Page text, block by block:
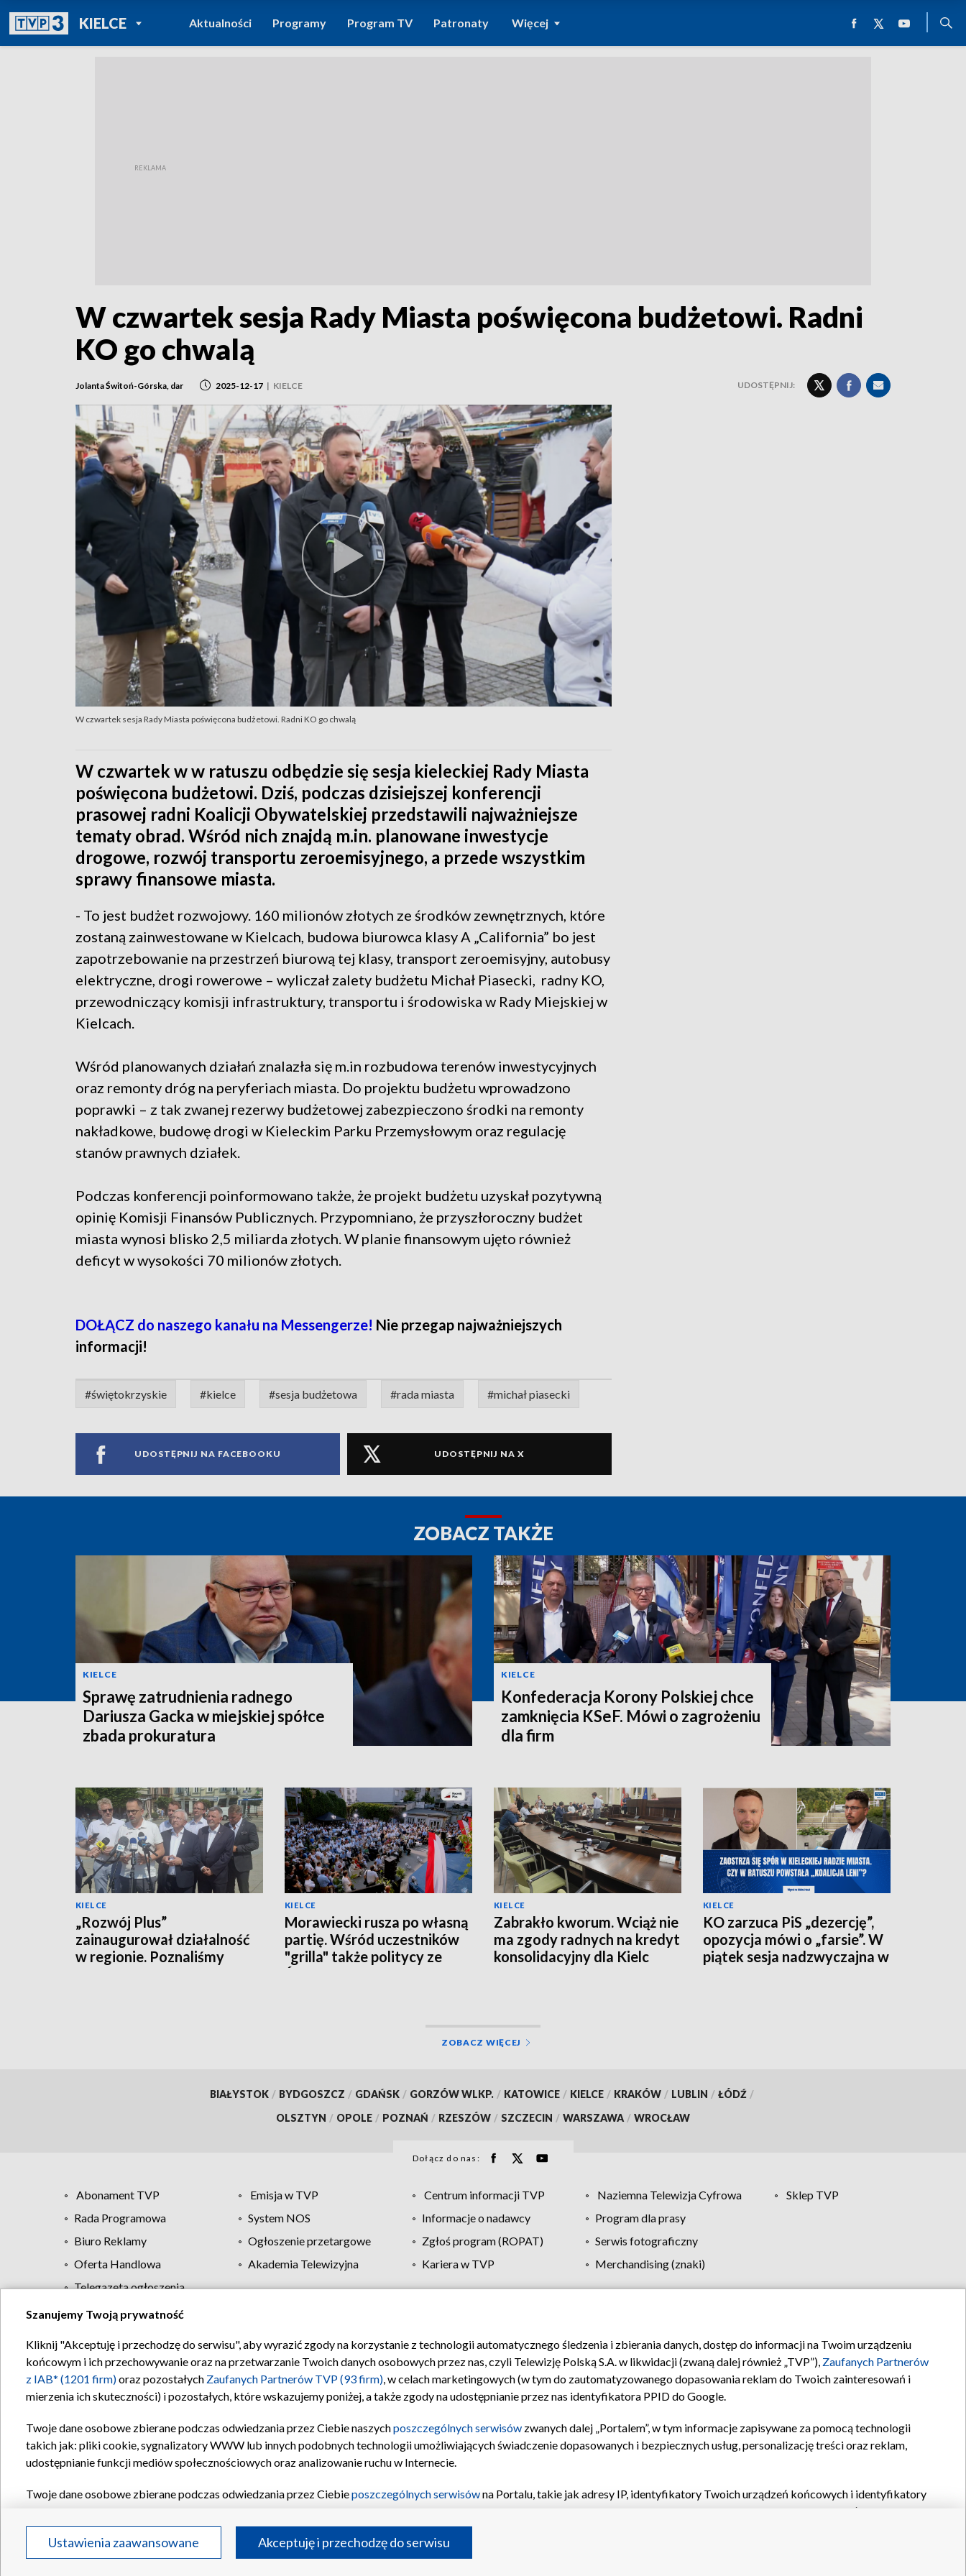
KIELCEPOWRÓT DO
TVP REGIONY
Aktualności Programy Program TV Patronaty Więcej
W czwartek sesja Rady Miasta poświęcona budżetowi. Radni
KO go chwalą
Jolanta Świtoń-Górska, dar 2025-12-17 | KIELCE UDOSTĘPNIJ:
W czwartek sesja Rady Miasta poświęcona budżetowi. Radni KO go chwalą
W czwartek w w ratuszu odbędzie się sesja kieleckiej Rady Miasta
poświęcona budżetowi. Dziś, podczas dzisiejszej konferencji
prasowej radni Koalicji Obywatelskiej przedstawili najważniejsze
tematy obrad. Wśród nich znajdą m.in. planowane inwestycje
drogowe, rozwój transportu zeroemisyjnego, a przede wszystkim
sprawy finansowe miasta.
- To jest budżet rozwojowy. 160 milionów złotych ze środków zewnętrznych, które
zostaną zainwestowane w Kielcach, budowa biurowca klasy A „California” bo jest
zapotrzebowanie na przestrzeń biurową tej klasy, transport zeroemisyjny, autobusy
elektryczne, drogi rowerowe – wyliczał zalety budżetu Michał Piasecki, radny KO,
przewodniczący komisji infrastruktury, transportu i środowiska w Rady Miejskiej w
Kielcach.
Wśród planowanych działań znalazła się m.in rozbudowa terenów inwestycyjnych
oraz remonty dróg na peryferiach miasta. Do projektu budżetu wprowadzono
poprawki – z tak zwanej rezerwy budżetowej zabezpieczono środki na remonty
nakładkowe, budowę drogi w Kieleckim Parku Przemysłowym oraz regulację
stanów prawnych działek.
Podczas konferencji poinformowano także, że projekt budżetu uzyskał pozytywną
opinię Komisji Finansów Publicznych. Przypomniano, że przyszłoroczny budżet
miasta wynosi blisko 2,5 miliarda złotych. W planie finansowym ujęto również
deficyt w wysokości 70 milionów złotych.
DOŁĄCZ do naszego kanału na Messengerze! Nie przegap najważniejszych
informacji!
#świętokrzyskie #kielce #sesja budżetowa #rada miasta #michał piasecki
UDOSTĘPNIJ NA FACEBOOKU UDOSTĘPNIJ NA X
ZOBACZ TAKŻE
KIELCE
Sprawę zatrudnienia radnego
Dariusza Gacka w miejskiej spółce
zbada prokuratura
KIELCE
Konfederacja Korony Polskiej chce
zamknięcia KSeF. Mówi o zagrożeniu
dla firm
KIELCE
„Rozwój Plus”
zainaugurował działalność
w regionie. Poznaliśmy
KIELCE
Morawiecki rusza po własną
partię. Wśród uczestników
"grilla" także politycy ze
Świętokrzyskiego
KIELCE
Zabrakło kworum. Wciąż nie
ma zgody radnych na kredyt
konsolidacyjny dla Kielc
KIELCE
KO zarzuca PiS „dezercję”,
opozycja mówi o „farsie”. W
piątek sesja nadzwyczajna w
ZOBACZ WIĘCEJ
BIAŁYSTOK / BYDGOSZCZ / GDAŃSK / GORZÓW WLKP. / KATOWICE / KIELCE / KRAKÓW / LUBLIN / ŁÓDŹ /
OLSZTYN / OPOLE / POZNAŃ / RZESZÓW / SZCZECIN / WARSZAWA / WROCŁAW
Dołącz do nas:
Abonament TVP Emisja w TVP Centrum informacji TVP Naziemna Telewizja Cyfrowa
Sklep TVP
Rada Programowa
System NOS Informacje o nadawcy
Program dla prasy
Biuro Reklamy
Ogłoszenie przetargowe Zgłoś program (ROPAT)
Serwis fotograficzny
Oferta Handlowa
Akademia Telewizyjna Kariera w TVP
Merchandising (znaki)
Telegazeta ogłoszenia
Regulamin TVP Polityka prywatności Moje zgody Pomoc Biuro reklamy Kontakt
Szanujemy Twoją prywatność
Kliknij "Akceptuję i przechodzę do serwisu", aby wyrazić zgody na korzystanie z technologii automatycznego śledzenia i zbierania danych, dostęp do informacji na Twoim urządzeniu
końcowym i ich przechowywanie oraz na przetwarzanie Twoich danych osobowych przez nas, czyli Telewizję Polską S.A. w likwidacji (zwaną dalej również „TVP”), Zaufanych Partnerów
z IAB* (1201 firm)oraz pozostałych Zaufanych Partnerów TVP (93 firm), w celach marketingowych (w tym do zautomatyzowanego dopasowania reklam do Twoich zainteresowań i
mierzenia ich skuteczności) i pozostałych, które wskazujemy poniżej, a także zgody na udostępnianie przez nas identyfikatora PPID do Google.
Twoje dane osobowe zbierane podczas odwiedzania przez Ciebie naszychposzczególnych serwisów zwanych dalej „Portalem”, w tym informacje zapisywane za pomocą technologii
takich jak: pliki cookie, sygnalizatory WWW lub innych podobnych technologii umożliwiających świadczenie dopasowanych i bezpiecznych usług, personalizację treści oraz reklam,
udostępnianie funkcji mediów społecznościowych oraz analizowanie ruchu w Internecie.
Twoje dane osobowe zbierane podczas odwiedzania przez Ciebieposzczególnych serwisówna Portalu, takie jak adresy IP, identyfikatory Twoich urządzeń końcowych i identyfikatory
oraz pozostałych
Partnerów TVPdla realizacji następujących celów i funkcji: przechowywania informacji na urządzeniu lub dostęp do nich, wyboru podstawowych reklam, wyboru spersonalizowanych
reklam, tworzenia profilu spersonalizowanych reklam, tworzenia profilu spersonalizowanych treści, wyboru spersonalizowanych treści, pomiaru wydajności reklam, pomiaru wydajności
treści, stosowania badań rynkowych w celu generowania opinii odbiorców, opracowywania i ulepszania produktów, zapewnienia bezpieczeństwa, zapobiegania oszustwom i usuwania
Ustawienia zaawansowane Akceptuję i przechodzę do serwisu